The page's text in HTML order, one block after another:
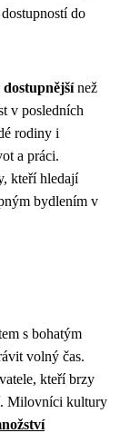
do
dostupnějšínež
v posledních
rodiny i
a práci.
kteří hledají
bydlením v
s bohatým
volný čas.
kteří brzy
Milovníci kultury